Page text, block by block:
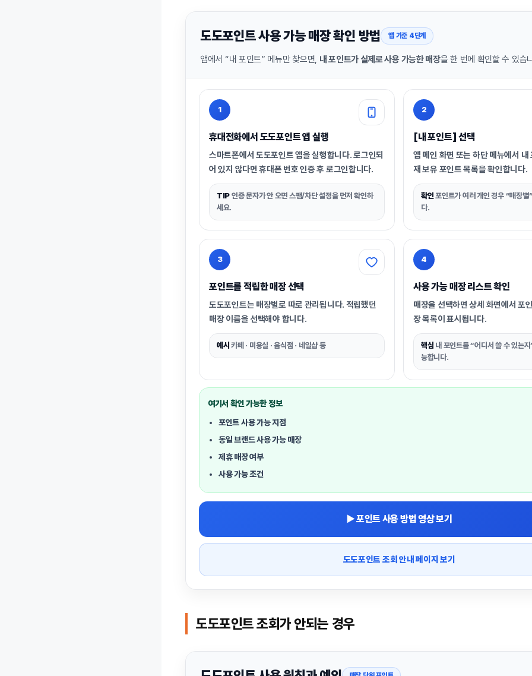
도도포인트 사용 가능 매장 확인 방법 앱 기준 4단계
앱에서 “내 포인트” 메뉴만 찾으면, 내 포인트가 실제로 사용 가능한 매장을 한 번에 확인할 수 있습
1
휴대전화에서 도도포인트 앱 실행
스마트폰에서 도도포인트 앱을 실행합니다. 로그인되
어 있지 않다면휴대폰 번호 인증후 로그인합니다.
TIP 인증 문자가 안 오면 스팸/차단 설정을 먼저 확인하
세요.
2
[내 포인트] 선택
앱 메인 화면 또는 하단 메뉴에서 내
재 보유 포인트 목록을 확인합니다.
확인 포인트가 여러 개인 경우 “매장별
다.
3
포인트를 적립한 매장 선택
도도포인트는 매장별로 따로 관리됩니다. 적립했던
매장 이름을 선택해야 합니다.
예시 카페 · 미용실 · 음식점 · 네일샵 등
4
사용 가능 매장 리스트 확인
매장을 선택하면 상세 화면에서포
장 목록이 표시됩니다.
핵심 내 포인트를 “어디서 쓸 수 있는
능합니다.
여기서 확인 가능한 정보
포인트 사용 가능 지점
동일 브랜드 사용 가능 매장
제휴 매장 여부
사용 가능 조건
▶ 포인트 사용 방법 영상 보기
도도포인트 조회 안내 페이지 보기
도도포인트 조회가 안되는 경우